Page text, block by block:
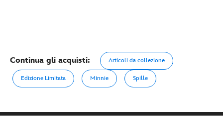
Continua gli acquisti: Articoli da collezione
Edizione Limitata Minnie Spille